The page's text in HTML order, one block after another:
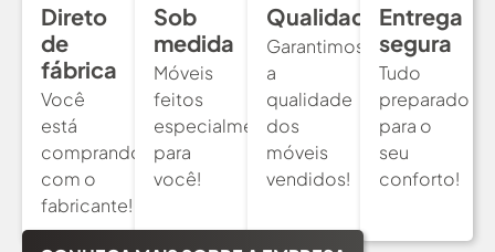
Direto
de
fábrica
Você
está
comprando
com o
fabricante!
Sob
medida
Móveis
feitos
especialmente
para
você!
Qualidade
Garantimos
a
qualidade
dos
móveis
vendidos!
Entrega
segura
Tudo
preparado
para o
seu
conforto!